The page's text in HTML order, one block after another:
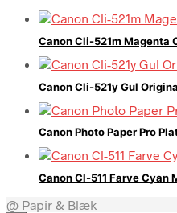
Canon Cli-521m
Canon Cli-521y Gul
Canon Photo Paper Pro
Canon Cl-511 Farve
@ Papir & Blæk